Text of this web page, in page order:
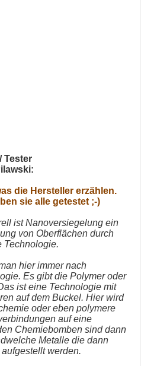
Tester
die Hersteller erzählen.
sie alle getestet ;-)
ist Nanoversiegelung ein
von Oberflächen durch
Technologie.
hier immer nach
Es gibt die Polymer oder
ist eine Technologie mit
auf dem Buckel. Hier wird
oder eben polymere
auf eine
Chemiebomben sind dann
Metalle die dann
werden.